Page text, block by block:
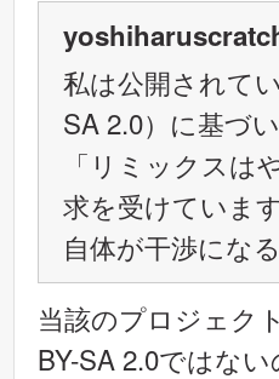
私は公開されて
SA 2.0）に基づ
「リミックス
求を受けていま
自体が干渉にな
当該のプロジェク
BY-SA 2.0ではな